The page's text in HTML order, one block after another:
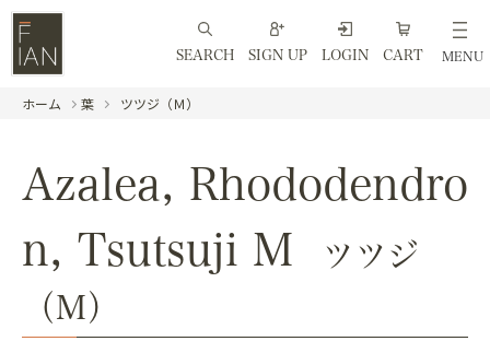
SEARCH SIGN UP LOGIN CART MENU
ホーム 葉 ツツジ（Ｍ）
Azalea, Rhododendro
n, Tsutsuji M
ツツジ
（Ｍ）